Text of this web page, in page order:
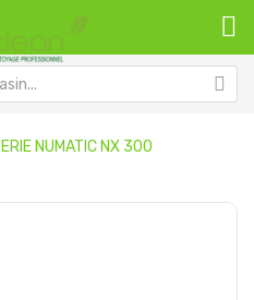
NUMATIC NX 300